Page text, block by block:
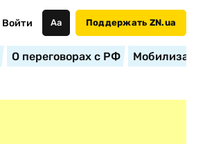
Войти Аа Поддержать ZN.ua
О переговорах с РФ